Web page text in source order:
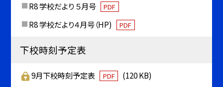
R8 学校だより ５月号
PDF
R8 学校だより４月号（HP) PDF
下校時刻予定表
9月下校時刻予定表 PDF
(120 KB)